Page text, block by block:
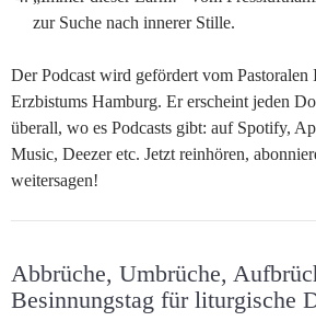
zur Suche nach innerer Stille.
Der Podcast wird gefördert vom Pastoralen
Erzbistums Hamburg. Er erscheint jeden
überall, wo es Podcasts gibt: auf Spotify,
Music, Deezer etc. Jetzt reinhören,
weitersagen!
Abbrüche, Umbrüche,
Besinnungstag für liturgische